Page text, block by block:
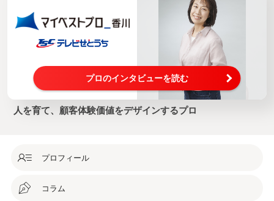
プロのインタビューを読む
人を育て、顧客体験価値をデザインするプロ
プロフィール
コラム